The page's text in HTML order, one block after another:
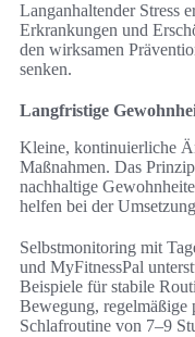
Langanhaltender Stress
Erkrankungen und
den wirksamen
senken.
Langfristige
Kleine, kontinuierliche
Maßnahmen. Das
nachhaltige
helfen bei der
Selbstmonitoring mit
und MyFitnessPal
Beispiele für stabile
Bewegung, regelmäßige
Schlafroutine von 7–9